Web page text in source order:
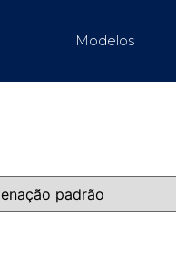
Modelos